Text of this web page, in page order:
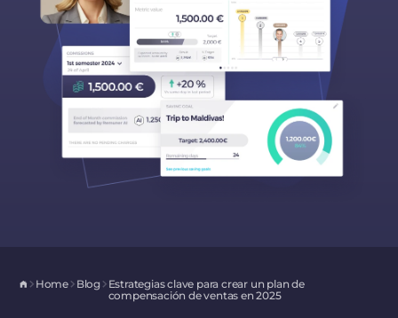
Home Blog
Estrategias clave para crear un plan de
compensación de ventas en 2025